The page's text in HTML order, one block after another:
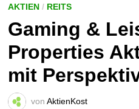
AKTIEN/ REITS
Gaming &
Properties
mit
von AktienKost